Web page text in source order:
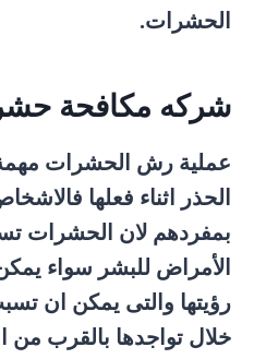
الحشرات.
شركه مكافحة
عملية رش الحشرات
الحذر اثناء فعلها
بمفردهم لان الحشرات
الأمراض للبشر سواء
رؤيتها والتى يمكن ان
خلال تواجدها بالقرب من